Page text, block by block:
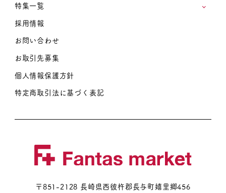
特集一覧
採用情報
お問い合わせ
お取引先募集
個人情報保護方針
特定商取引法に基づく表記
〒851-2128 長崎県西彼杵郡長与町嬉里郷456